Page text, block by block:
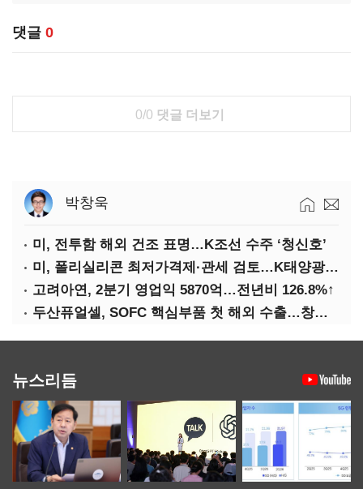
댓글 0
0/0 댓글 더보기
박창욱
미, 전투함 해외 건조 표명…K조선 수주 ‘청신호’
미, 폴리실리콘 최저가격제·관세 검토…K태양광 입지 확대 기대
고려아연, 2분기 영업익 5870억…전년비 126.8%↑
두산퓨얼셀, SOFC 핵심부품 첫 해외 수출…창사 이래 최대 규모
뉴스리듬